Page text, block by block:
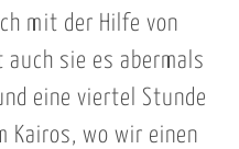
mit der Hilfe von
auch sie es abermals
eine viertel Stunde
Kairos, wo wir einen